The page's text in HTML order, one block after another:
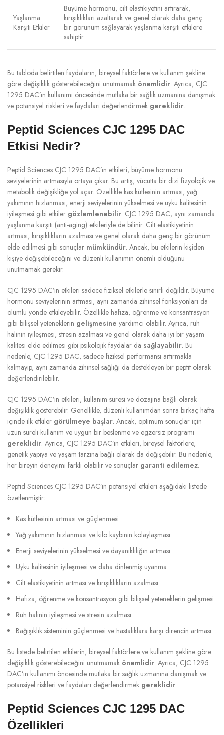
Yaşlanma
Karşıtı Etkiler
Büyüme hormonu, cilt elastikiyetini artırarak,
kırışıklıkları azaltarak ve genel olarak daha genç
bir görünüm sağlayarak yaşlanma karşıtı etkilere
sahiptir.
Bu tabloda belirtilen faydaların, bireysel faktörlere ve kullanım şekline
göre değişiklik gösterebileceğini unutmamak önemlidir. Ayrıca, CJC
1295 DAC’ın kullanımı öncesinde mutlaka bir sağlık uzmanına danışmak
ve potansiyel riskleri ve faydaları değerlendirmek gereklidir.
Peptid Sciences CJC 1295 DAC
Etkisi Nedir?
Peptid Sciences CJC 1295 DAC’ın etkileri, büyüme hormonu
seviyelerinin artmasıyla ortaya çıkar. Bu artış, vücutta bir dizi fizyolojik ve
metabolik değişikliğe yol açar. Özellikle kas kütlesinin artması, yağ
yakımının hızlanması, enerji seviyelerinin yükselmesi ve uyku kalitesinin
iyileşmesi gibi etkiler gözlemlenebilir. CJC 1295 DAC, aynı zamanda
yaşlanma karşıtı (anti-aging) etkileriyle de bilinir. Cilt elastikiyetinin
artması, kırışıklıkların azalması ve genel olarak daha genç bir görünüm
elde edilmesi gibi sonuçlar mümkündür. Ancak, bu etkilerin kişiden
kişiye değişebileceğini ve düzenli kullanımın önemli olduğunu
unutmamak gerekir.
CJC 1295 DAC’ın etkileri sadece fiziksel etkilerle sınırlı değildir. Büyüme
hormonu seviyelerinin artması, aynı zamanda zihinsel fonksiyonları da
olumlu yönde etkileyebilir. Özellikle hafıza, öğrenme ve konsantrasyon
gibi bilişsel yeteneklerin gelişmesine yardımcı olabilir. Ayrıca, ruh
halinin iyileşmesi, stresin azalması ve genel olarak daha iyi bir yaşam
kalitesi elde edilmesi gibi psikolojik faydalar da sağlayabilir. Bu
nedenle, CJC 1295 DAC, sadece fiziksel performansı artırmakla
kalmayıp, aynı zamanda zihinsel sağlığı da destekleyen bir peptit olarak
değerlendirilebilir.
CJC 1295 DAC’ın etkileri, kullanım süresi ve dozajına bağlı olarak
değişiklik gösterebilir. Genellikle, düzenli kullanımdan sonra birkaç hafta
içinde ilk etkiler görülmeye başlar. Ancak, optimum sonuçlar için
uzun süreli kullanım ve uygun bir beslenme ve egzersiz programı
gereklidir. Ayrıca, CJC 1295 DAC’ın etkileri, bireysel faktörlere,
genetik yapıya ve yaşam tarzına bağlı olarak da değişebilir. Bu nedenle,
her bireyin deneyimi farklı olabilir ve sonuçlar garanti edilemez.
Peptid Sciences CJC 1295 DAC’ın potansiyel etkileri aşağıdaki listede
özetlenmiştir:
Kas kütlesinin artması ve güçlenmesi
Yağ yakımının hızlanması ve kilo kaybının kolaylaşması
Enerji seviyelerinin yükselmesi ve dayanıklılığın artması
Uyku kalitesinin iyileşmesi ve daha dinlenmiş uyanma
Cilt elastikiyetinin artması ve kırışıklıkların azalması
Hafıza, öğrenme ve konsantrasyon gibi bilişsel yeteneklerin gelişmesi
Ruh halinin iyileşmesi ve stresin azalması
Bağışıklık sisteminin güçlenmesi ve hastalıklara karşı direncin artması
Bu listede belirtilen etkilerin, bireysel faktörlere ve kullanım şekline göre
değişiklik gösterebileceğini unutmamak önemlidir. Ayrıca, CJC 1295
DAC’ın kullanımı öncesinde mutlaka bir sağlık uzmanına danışmak ve
potansiyel riskleri ve faydaları değerlendirmek gereklidir.
Peptid Sciences CJC 1295 DAC
Özellikleri